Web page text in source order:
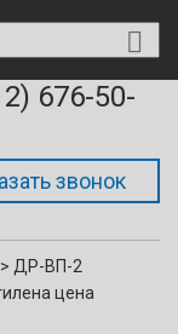

проспект, д.63
676-50-
> ДР-ВП-2
цена